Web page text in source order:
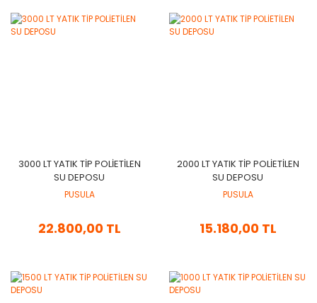
​​​3000 LT YATIK TİP POLİETİLEN
SU DEPOSU
PUSULA
22.800,00 TL
​​2000 LT YATIK TİP POLİETİLEN
SU DEPOSU
PUSULA
15.180,00 TL